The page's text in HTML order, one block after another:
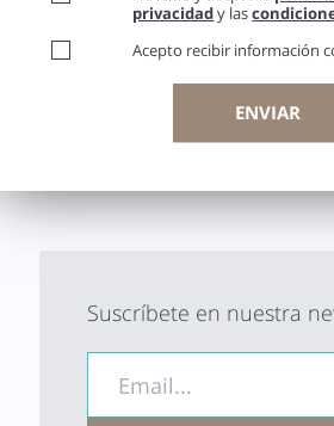
privacidady las
Acepto recibir información
Suscríbete en nuestra